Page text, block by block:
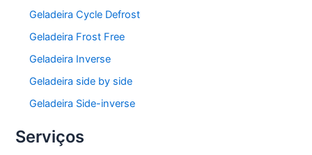
Geladeira Cycle Defrost
Geladeira Frost Free
Geladeira Inverse
Geladeira side by side
Geladeira Side-inverse
Serviços